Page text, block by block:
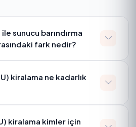
sunucu barındırma
fark nedir?
kiralama ne kadarlık
kiralama kimler için